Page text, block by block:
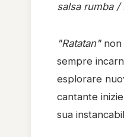
salsa rumba /
"Ratatan"non
sempre
esplorare
cantante
sua